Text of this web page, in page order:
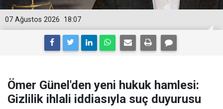
18:07
07 Ağustos 2026
Ömer Günel'den yeni hukuk hamlesi:
Gizlilik ihlali iddiasıyla suç duyurusu